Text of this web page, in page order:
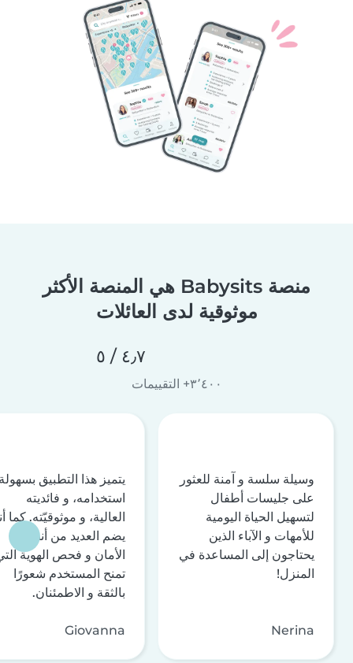
منصة Babysits هي المنصة الأكثر
موثوقية لدى العائلات
٤٫٧ / ٥
٣٬٤٠٠+ التقييمات
وسيلة سلسة و آمنة للعثور
على جليسات أطفال
لتسهيل الحياة اليومية
للأمهات و الآباء الذين
يحتاجون إلى المساعدة في
المنزل!
Nerina
يتميز هذا التطبيق
استخدامه، و فائديته
العالية، و موثوقيّته. كما
يضم العديد من أنظمة
الأمان و فحص الهوية
تمنح المستخدم شعورًا
بالثقة و الاطمئنان.
Giovanna